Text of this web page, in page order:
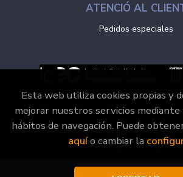
ATENCIÓ AL
Pedidos especiales
2026 © Vaporvell Llibres. Tots els
Grupo Trevenque
Esta web utiliza cookies propias y
mejorar nuestros servicios mediante
hábitos de navegación. Puede
aquío cambiar la